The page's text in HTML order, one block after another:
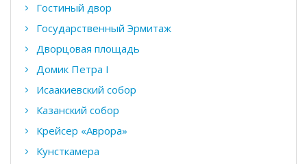
Гостиный двор
Государственный Эрмитаж
Дворцовая площадь
Домик Петра I
Исаакиевский собор
Казанский собор
Крейсер «Аврора»
Кунсткамера